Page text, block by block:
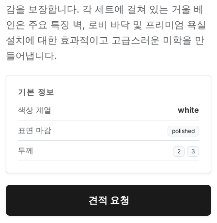
감을 보장합니다. 각 세트에 걸쳐 있는 거울 베
인은 주요 특징 벽, 로비 바닥 및 프리미엄 욕실
설치에 대한 효과적이고 고급스러운 미학을 만
들어냅니다.
기본 정보
색상 계열 white
표면 마감 polished
두께 2 3
견적 요청